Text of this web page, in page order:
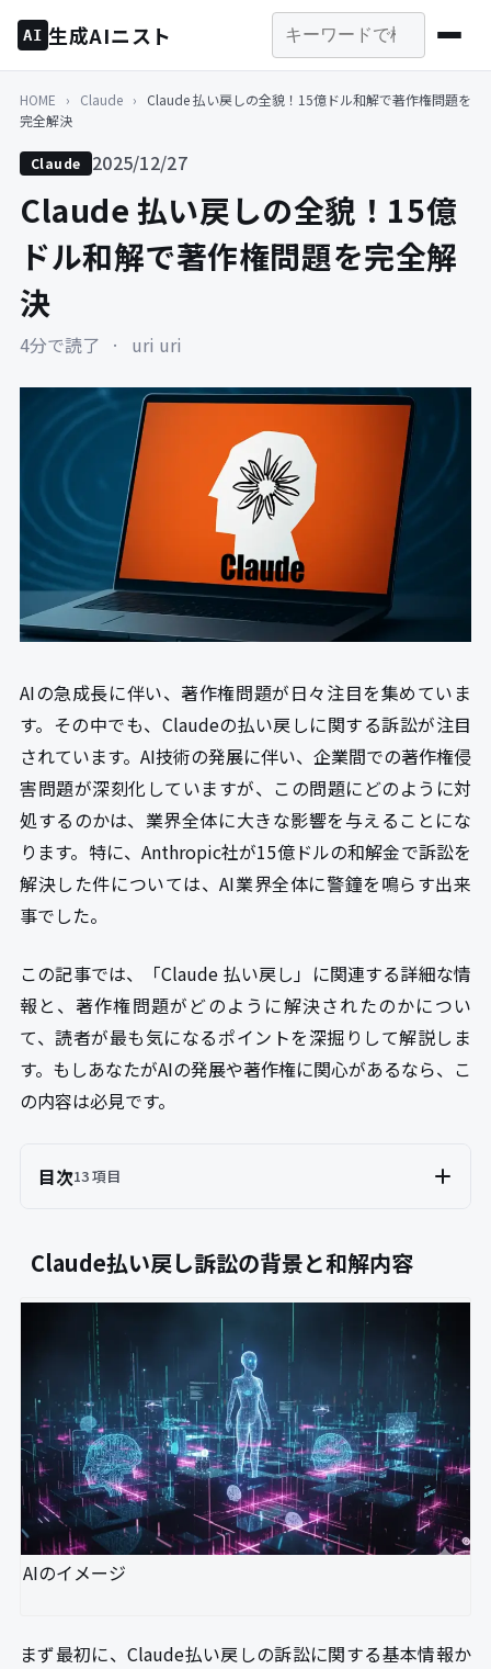
AI 生成AIニスト
HOME › Claude ›
Claude 払い戻しの全貌！15億ドル和解で著作権問題を
完全解決
Claude 2025/12/27
Claude 払い戻しの全貌！15億
ドル和解で著作権問題を完全解
決
4分で読了 · uri uri
AIの急成長に伴い、著作権問題が日々注目を集めていま
す。その中でも、Claudeの払い戻しに関する訴訟が注目
されています。AI技術の発展に伴い、企業間での著作権侵
害問題が深刻化していますが、この問題にどのように対
処するのかは、業界全体に大きな影響を与えることにな
ります。特に、Anthropic社が15億ドルの和解金で訴訟を
解決した件については、AI業界全体に警鐘を鳴らす出来
事でした。
この記事では、「Claude 払い戻し」に関連する詳細な情
報と、著作権問題がどのように解決されたのかについ
て、読者が最も気になるポイントを深掘りして解説しま
す。もしあなたがAIの発展や著作権に関心があるなら、こ
の内容は必見です。
目次13 項目
Claude払い戻し訴訟の背景と和解内容
AIのイメージ
まず最初に、Claude払い戻しの訴訟に関する基本情報か